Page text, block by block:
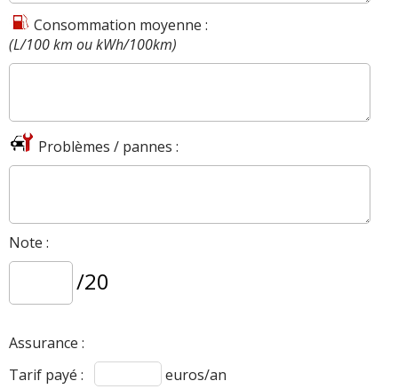
Consommation moyenne :
(L/100 km ou kWh/100km)
Problèmes / pannes :
Note :
/20
Assurance :
Tarif payé :
euros/an